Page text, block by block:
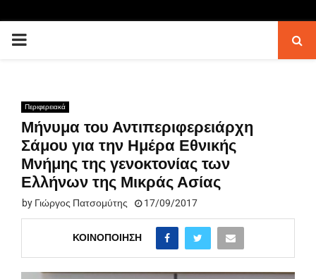
PRIMARY
Περιφερειακά
Μήνυμα του Αντιπεριφερειάρχη
Σάμου για την Ημέρα Εθνικής
Μνήμης της γενοκτονίας των
Ελλήνων της Μικράς Ασίας
by Γιώργος Πατσομύτης 17/09/2017
ΚΟΙΝΟΠΟΊΗΣΗ